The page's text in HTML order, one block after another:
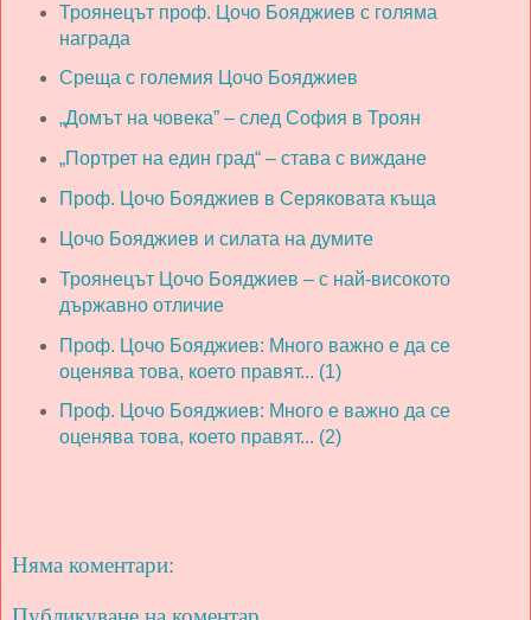
Троянецът проф. Цочо Бояджиев с голяма
награда
Среща с големия Цочо Бояджиев
„Домът на човека” – след София в Троян
„Портрет на един град“ – става с виждане
Проф. Цочо Бояджиев в Серяковата къща
Цочо Бояджиев и силата на думите
Троянецът Цочо Бояджиев – с най-високото
държавно отличие
Проф. Цочо Бояджиев: Много важно е да се
оценява това, което правят... (1)
Проф. Цочо Бояджиев: Много е важно да се
оценява това, което правят... (2)
Няма коментари: